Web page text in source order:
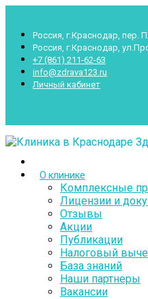
Россия, г.Краснодар, пер.
Россия, г.Краснодар,
+7 (861) 211-62-63
info@zdrava123.ru
Личный кабинет
О клинике
Комплексные
Лицензии и
Отзывы
Акции
Публикации
Налоговый
База знаний
Наши партнеры
Вакансии